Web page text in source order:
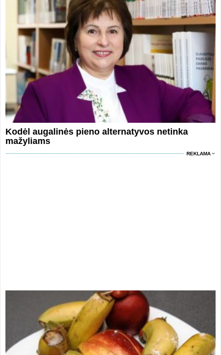
Kodėl augalinės pieno alternatyvos netinka
mažyliams
REKLAMA